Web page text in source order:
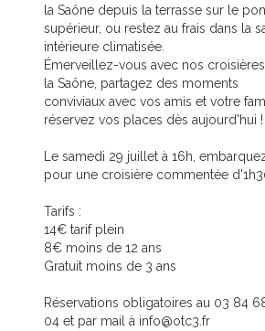
la Saône depuis la terrasse sur le
supérieur, ou restez au frais dans la
intérieure climatisée.
Émerveillez-vous avec nos
la Saône, partagez des moments
conviviaux avec vos amis et votre
réservez vos places dès aujourd'hui !
Le samedi 29 juillet à 16h,
pour une croisière commentée
Tarifs :
14€ tarif plein
8€ moins de 12 ans
Gratuit moins de 3 ans
Réservations obligatoires au 03 84
04 et par mail à info@otc3.fr